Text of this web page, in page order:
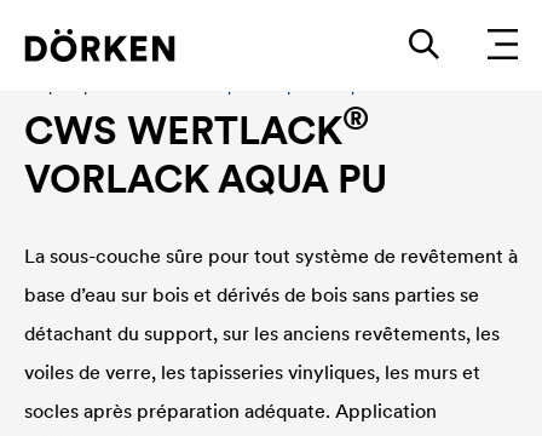
CWS WERTLACK®
VORLACK AQUA PU
La sous-couche sûre pour tout système de revêtement à
base d’eau sur bois et dérivés de bois sans parties se
détachant du support, sur les anciens revêtements, les
voiles de verre, les tapisseries vinyliques, les murs et
socles après préparation adéquate. Application